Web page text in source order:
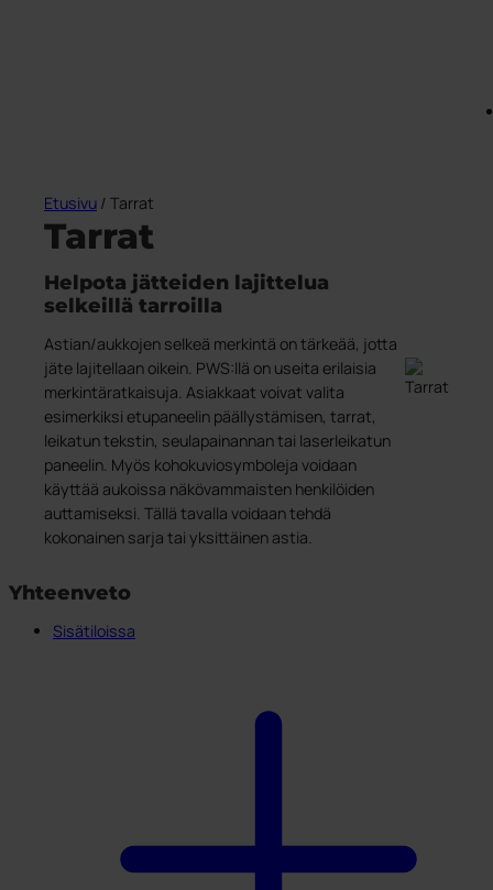
Etusivu / Tarrat
Tarrat
Helpota jätteiden lajittelua
selkeillä tarroilla
Astian/aukkojen selkeä merkintä on tärkeää, jotta
jäte lajitellaan oikein. PWS:llä on useita erilaisia
merkintäratkaisuja. Asiakkaat voivat valita
esimerkiksi etupaneelin päällystämisen, tarrat,
leikatun tekstin, seulapainannan tai laserleikatun
paneelin. Myös kohokuviosymboleja voidaan
käyttää aukoissa näkövammaisten henkilöiden
auttamiseksi. Tällä tavalla voidaan tehdä
kokonainen sarja tai yksittäinen astia.
Yhteenveto
Sisätiloissa